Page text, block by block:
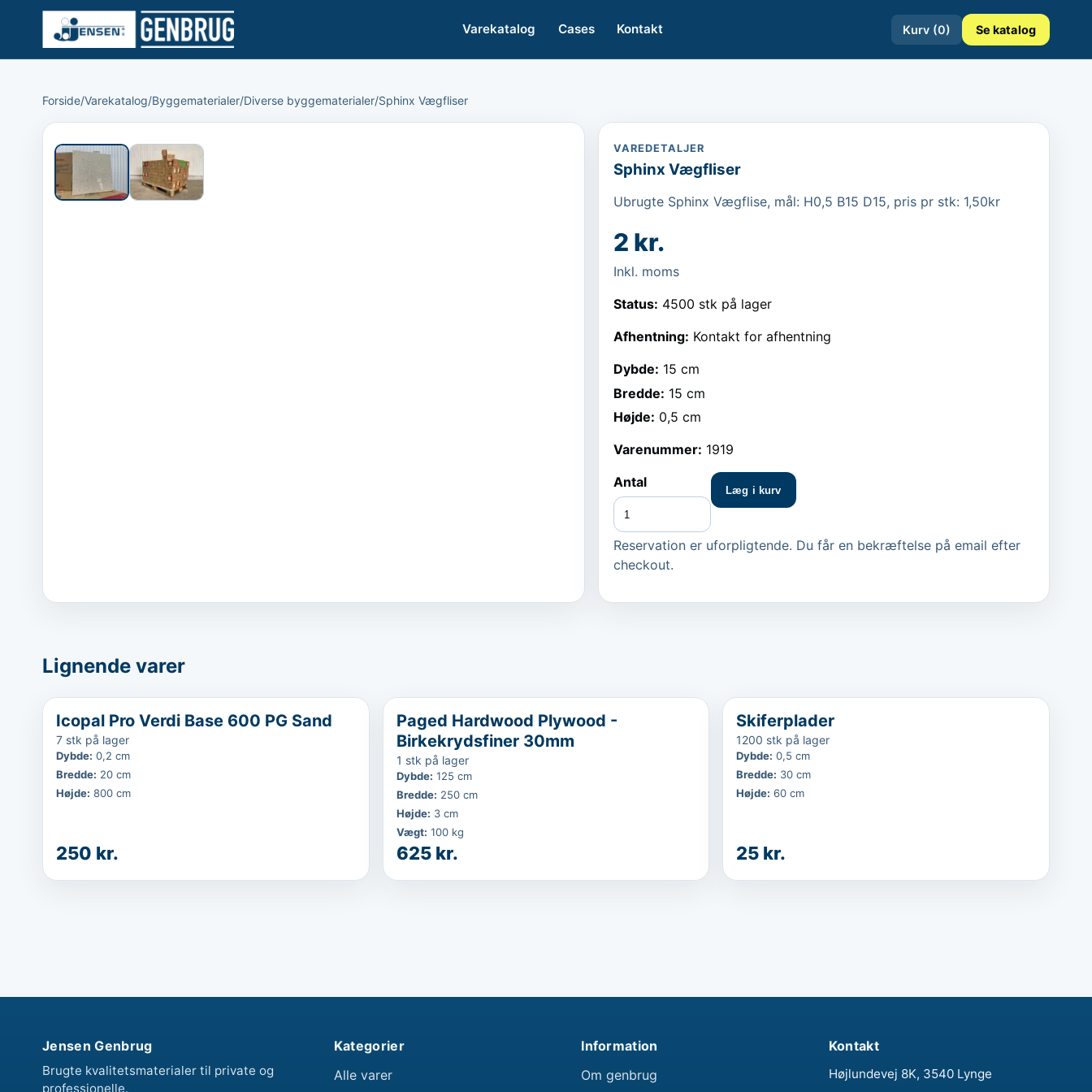
Varekatalog Cases Kontakt Kurv (0) Se katalog
Forside/Varekatalog/Byggematerialer/Diverse byggematerialer/Sphinx Vægfliser
VAREDETALJER
Sphinx Vægfliser
Ubrugte Sphinx Vægflise, mål: H0,5 B15 D15, pris pr stk: 1,50kr
2 kr.
Inkl. moms
Status: 4500 stk på lager
Afhentning: Kontakt for afhentning
Dybde: 15 cm
Bredde: 15 cm
Højde: 0,5 cm
Varenummer: 1919
Antal
Læg i kurv
Reservation er uforpligtende. Du får en bekræftelse på email efter
checkout.
Lignende varer
Icopal Pro Verdi Base 600 PG Sand
7 stk på lager
Dybde: 0,2 cm
Bredde: 20 cm
Højde: 800 cm
250 kr.
Paged Hardwood Plywood -
Birkekrydsfiner 30mm
1 stk på lager
Dybde: 125 cm
Bredde: 250 cm
Højde: 3 cm
Vægt: 100 kg
625 kr.
Favorit
Skiferplader
1200 stk på lager
Dybde: 0,5 cm
Bredde: 30 cm
Højde: 60 cm
25 kr.
Jensen Genbrug
Brugte kvalitetsmaterialer til private og
professionelle.
Kategorier
Alle varer
Information
Om genbrug
Kontakt
Højlundevej 8K, 3540 Lynge